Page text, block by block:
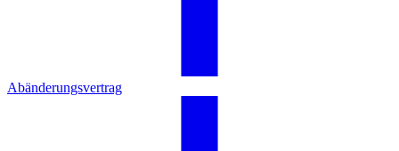
Abänderungsvertrag